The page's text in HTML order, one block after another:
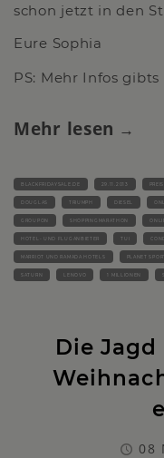
schon jetzt in den
Eure Sophia
PS: Mehr Infos
Mehr lesen
BLACKFRIDAYSALE.DE 29.11.2013
DOUGLAS TRIUMPH DIESEL
GROUPON SHOPPINGMARATHON
HOTEL- UND FLUGANBIETER TUI
MARRIOT UND RAMADA HOTELS PLANET
SATURN LENOVO 1 MILLIONEN
Die
08